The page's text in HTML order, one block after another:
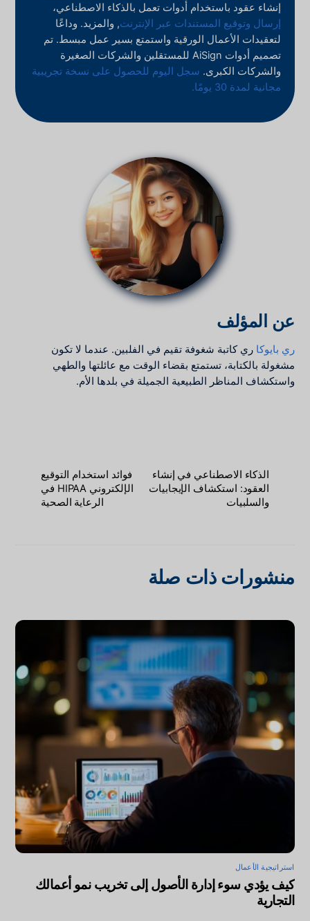
إنشاء عقود باستخدام أدوات تعمل بالذكاء الاصطناعي،
إرسال وتوقيع المستندات عبر الإنترنت, والمزيد. وداعًا
لتعقيدات الأعمال الورقية واستمتع بسير عمل مبسط. تم
تصميم أدوات AiSign للمستقلين والشركات الصغيرة
والشركات الكبرى. سجل اليوم للحصول على نسخة تجريبية
مجانية لمدة 30 يومًا.
عن المؤلف
ري بايوكا ري كاتبة شغوفة تقيم في الفلبين. عندما لا تكون
مشغولة بالكتابة، تستمتع بقضاء الوقت مع عائلتها والطهي
واستكشاف المناظر الطبيعية الجميلة في بلدها الأم.
الذكاء الاصطناعي في إنشاء
العقود: استكشاف الإيجابيات
والسلبيات
فوائد استخدام التوقيع
الإلكتروني HIPAA في
الرعاية الصحية
منشورات ذات صلة
استراتيجية الأعمال
كيف يؤدي سوء إدارة الأصول إلى تخريب نمو أعمالك
التجارية